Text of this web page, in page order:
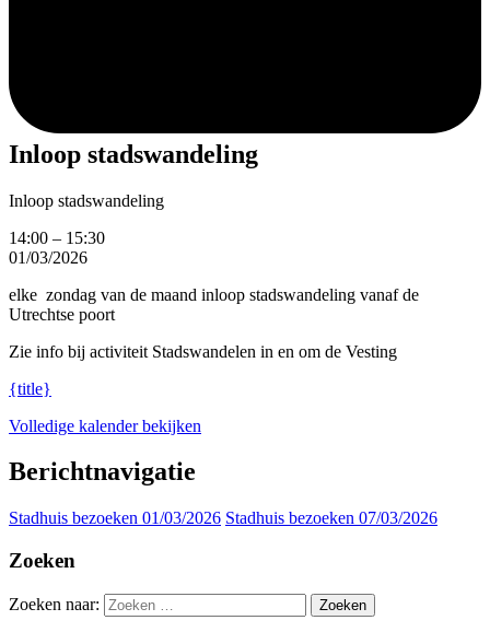
Inloop stadswandeling
Inloop stadswandeling
14:00 – 15:30
01/03/2026
elke zondag van de maand inloop stadswandeling vanaf de
Utrechtse poort
Zie info bij activiteit Stadswandelen in en om de Vesting
{title}
Volledige kalender bekijken
Berichtnavigatie
Stadhuis bezoeken 01/03/2026 Stadhuis bezoeken 07/03/2026
Zoeken
Zoeken naar: